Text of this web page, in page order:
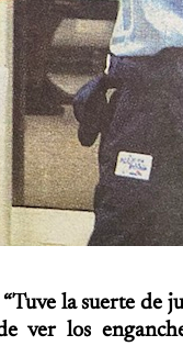
“Tuve la suerte de
ver los